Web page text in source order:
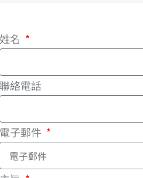
姓名
聯絡電話
電子郵件